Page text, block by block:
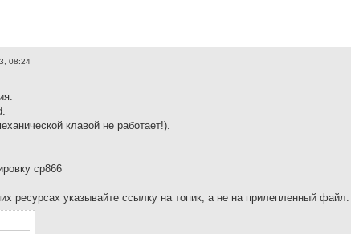
08:24
клавой не работает!).
ср866
ресурсах указывайте ссылку на топик, а не на прилепленный